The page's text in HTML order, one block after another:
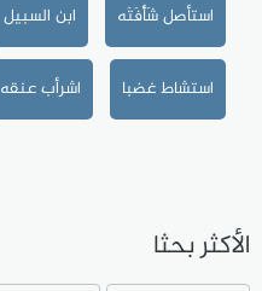
استأصل شَأْفَتَه ابن السبيل
استشاط غضبا اشرأب عنقه
الأكثر بحثا